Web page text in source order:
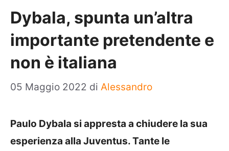
Dybala, spunta un’altra
importante pretendente e
non è italiana
05 Maggio 2022 di Alessandro
Paulo Dybala si appresta a chiudere la sua
esperienza alla Juventus. Tante le